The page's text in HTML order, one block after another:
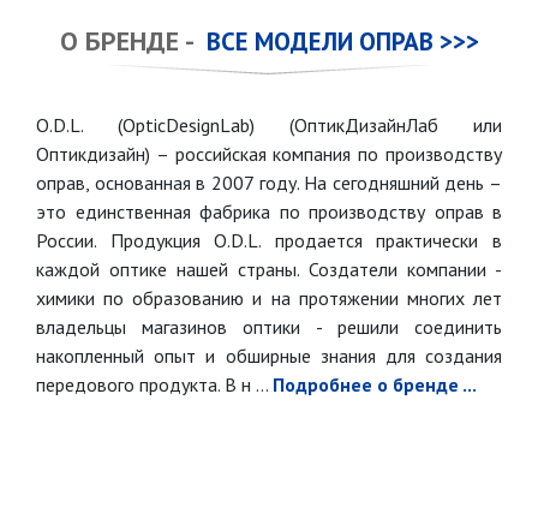
О БРЕНДЕ - ВСЕ МОДЕЛИ ОПРАВ >>>
O.D.L. (OpticDesignLab) (ОптикДизайнЛаб или
Оптикдизайн) – российская компания по производству
оправ, основанная в 2007 году. На сегодняшний день –
это единственная фабрика по производству оправ в
России. Продукция O.D.L. продается практически в
каждой оптике нашей страны. Создатели компании -
химики по образованию и на протяжении многих лет
владельцы магазинов оптики - решили соединить
накопленный опыт и обширные знания для создания
передового продукта. В н ... Подробнее о бренде ...